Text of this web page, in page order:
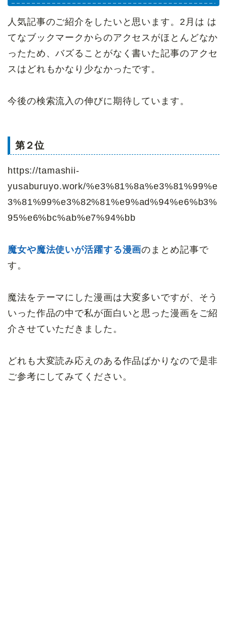
人気記事のご紹介をしたいと思います。2月は は
てなブックマークからのアクセスがほとんどなか
ったため、バズることがなく書いた記事のアクセ
スはどれもかなり少なかったです。
今後の検索流入の伸びに期待しています。
第２位
https://tamashii-
yusaburuyo.work/%e3%81%8a%e3%81%99%e
3%81%99%e3%82%81%e9%ad%94%e6%b3%
95%e6%bc%ab%e7%94%bb
魔女や魔法使いが活躍する漫画のまとめ記事で
す。
魔法をテーマにした漫画は大変多いですが、そう
いった作品の中で私が面白いと思った漫画をご紹
介させていただきました。
どれも大変読み応えのある作品ばかりなので是非
ご参考にしてみてください。